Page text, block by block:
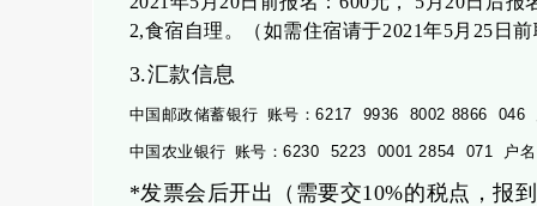
2,食宿自理。（如需住宿请于2021年5月 25 日
3.汇款信息
中国邮政储蓄银行 账号：6217 9936 8002 8866 046
中国农业银行 账号：6230 5223 0001 2854 071 户
*发票会后开出（需要交10%的税点，报